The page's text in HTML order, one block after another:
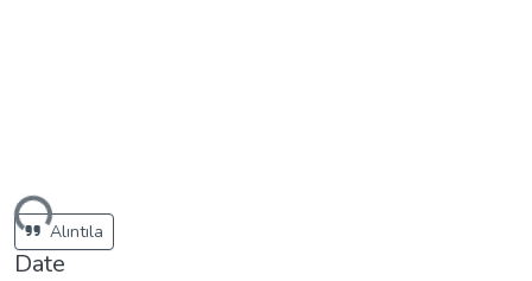
Alıntıla
Date